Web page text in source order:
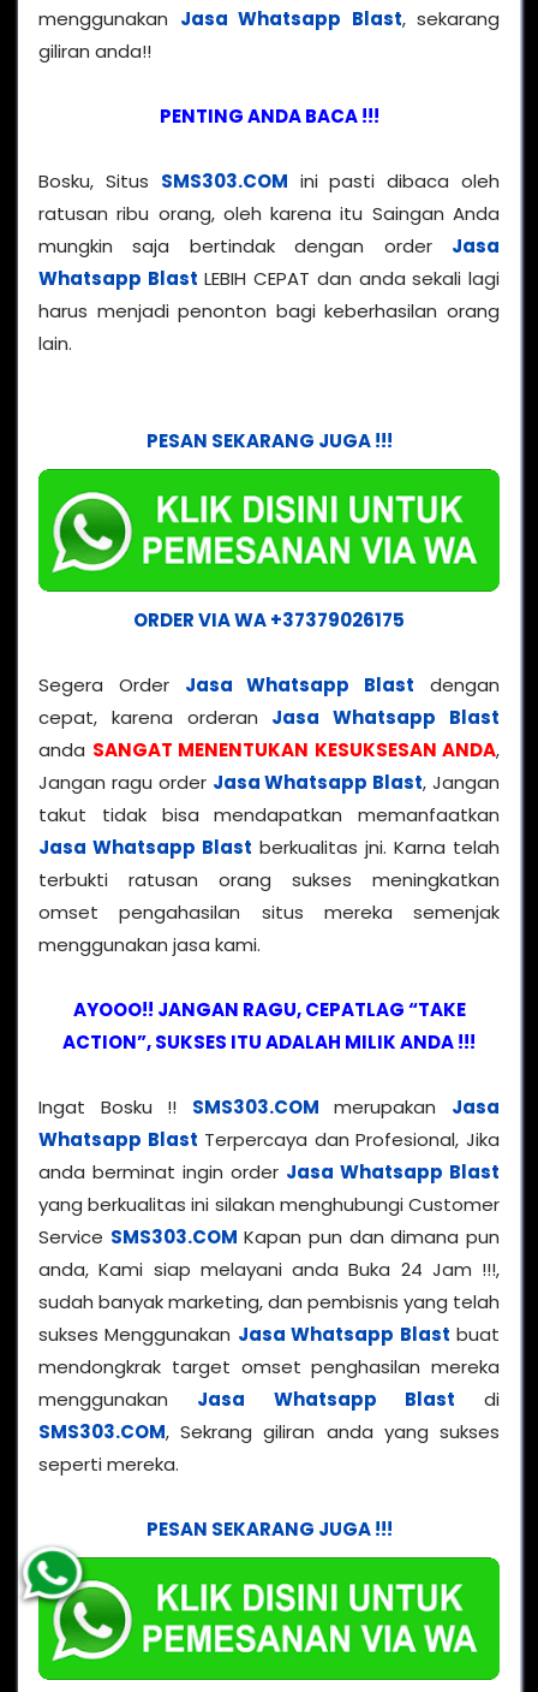
menggunakan Jasa Whatsapp Blast, sekarang
giliran anda!!
PENTING ANDA BACA !!!
Bosku, Situs SMS303.COM ini pasti dibaca oleh
ratusan ribu orang, oleh karena itu Saingan Anda
mungkin saja bertindak dengan order Jasa
Whatsapp Blast LEBIH CEPAT dan anda sekali lagi
harus menjadi penonton bagi keberhasilan orang
lain.
PESAN SEKARANG JUGA !!!
ORDER VIA WA +37379026175
Segera Order Jasa Whatsapp Blast dengan
cepat, karena orderan Jasa Whatsapp Blast
anda SANGAT MENENTUKAN KESUKSESAN ANDA,
Jangan ragu order Jasa Whatsapp Blast, Jangan
takut tidak bisa mendapatkan memanfaatkan
Jasa Whatsapp Blast berkualitas jni. Karna telah
terbukti ratusan orang sukses meningkatkan
omset pengahasilan situs mereka semenjak
menggunakan jasa kami.
AYOOO!! JANGAN RAGU, CEPATLAG “TAKE
ACTION”, SUKSES ITU ADALAH MILIK ANDA !!!
Ingat Bosku !! SMS303.COM merupakan Jasa
Whatsapp Blast Terpercaya dan Profesional, Jika
anda berminat ingin order Jasa Whatsapp Blast
yang berkualitas ini silakan menghubungi Customer
Service SMS303.COM Kapan pun dan dimana pun
anda, Kami siap melayani anda Buka 24 Jam !!!,
sudah banyak marketing, dan pembisnis yang telah
sukses Menggunakan Jasa Whatsapp Blast buat
mendongkrak target omset penghasilan mereka
menggunakan Jasa Whatsapp Blast di
SMS303.COM, Sekrang giliran anda yang sukses
seperti mereka.
PESAN SEKARANG JUGA !!!